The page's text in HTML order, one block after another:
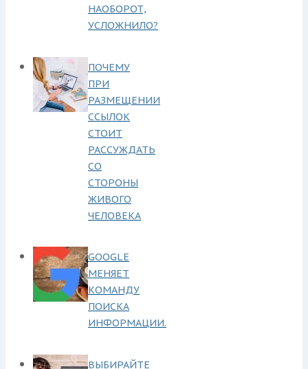
НАОБОРОТ,
УСЛОЖНИЛО?
ПОЧЕМУ
ПРИ
РАЗМЕЩЕНИИ
ССЫЛОК
СТОИТ
РАССУЖДАТЬ
СО
СТОРОНЫ
ЖИВОГО
ЧЕЛОВЕКА
GOOGLE
МЕНЯЕТ
КОМАНДУ
ПОИСКА
ИНФОРМАЦИИ.
ВЫБИРАЙТЕ